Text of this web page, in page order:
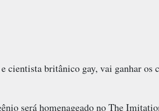
cientista britânico gay, vai ganhar os
será homenageado no The